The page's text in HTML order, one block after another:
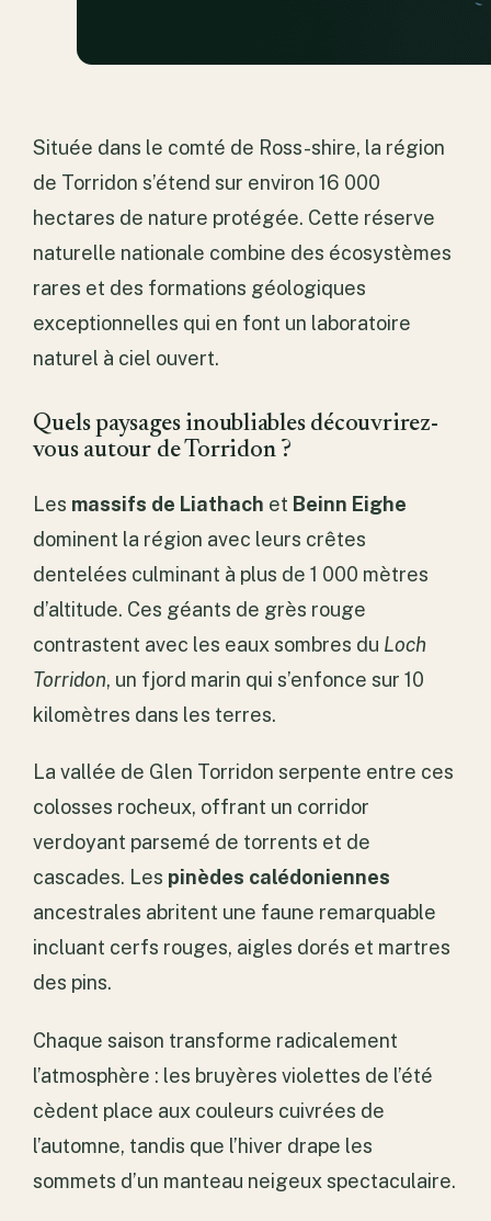
Située dans le comté de Ross-shire, la région
de Torridon s’étend sur environ 16 000
hectares de nature protégée. Cette réserve
naturelle nationale combine des écosystèmes
rares et des formations géologiques
exceptionnelles qui en font un laboratoire
naturel à ciel ouvert.
Quels paysages inoubliables découvrirez-
vous autour de Torridon ?
Les massifs de Liathach et Beinn Eighe
dominent la région avec leurs crêtes
dentelées culminant à plus de 1 000 mètres
d’altitude. Ces géants de grès rouge
contrastent avec les eaux sombres du Loch
Torridon, un fjord marin qui s’enfonce sur 10
kilomètres dans les terres.
La vallée de Glen Torridon serpente entre ces
colosses rocheux, offrant un corridor
verdoyant parsemé de torrents et de
cascades. Les pinèdes calédoniennes
ancestrales abritent une faune remarquable
incluant cerfs rouges, aigles dorés et martres
des pins.
Chaque saison transforme radicalement
l’atmosphère : les bruyères violettes de l’été
cèdent place aux couleurs cuivrées de
l’automne, tandis que l’hiver drape les
sommets d’un manteau neigeux spectaculaire.